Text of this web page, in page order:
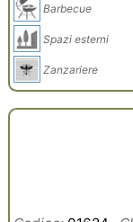
Barbecue
Spazi esterni
Zanzariere